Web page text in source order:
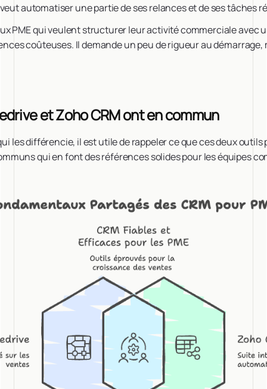
automatiser une partie de ses relances et de ses tâches
PME qui veulent structurer leur activité commerciale avec
coûteuses. Il demande un peu de rigueur au démarrage,
et Zoho CRM ont en commun
les différencie, il est utile de rappeler ce que ces deux
qui en font des références solides pour les équipes